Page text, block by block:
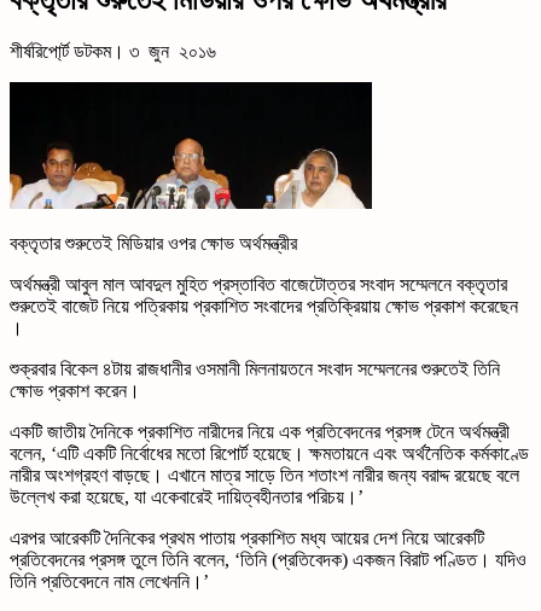
শীর্ষরিপো্র্ট ডটকম। ৩ জুন ২০১৬
বক্তৃতার শুরুতেই মিডিয়ার ওপর ক্ষোভ অর্থমন্ত্রীর
অর্থমন্ত্রী আবুল মাল আবদুল মুহিত প্রস্তাবিত বাজেটোত্তর সংবাদ সম্মেলনে বক্তৃতার
শুরুতেই বাজেট নিয়ে পত্রিকায় প্রকাশিত সংবাদের প্রতিক্রিয়ায় ক্ষোভ প্রকাশ করেছেন
।
শুক্রবার বিকেল ৪টায় রাজধানীর ওসমানী মিলনায়তনে সংবাদ সম্মেলনের শুরুতেই তিনি
ক্ষোভ প্রকাশ করেন।
একটি জাতীয় দৈনিকে প্রকাশিত নারীদের নিয়ে এক প্রতিবেদনের প্রসঙ্গ টেনে অর্থমন্ত্রী
বলেন, ‘এটি একটি নির্বোধের মতো রিপোর্ট হয়েছে। ক্ষমতায়নে এবং অর্থনৈতিক কর্মকাণ্ডে
নারীর অংশগ্রহণ বাড়ছে। এখানে মাত্র সাড়ে তিন শতাংশ নারীর জন্য বরাদ্দ রয়েছে বলে
উল্লেখ করা হয়েছে, যা একেবারেই দায়িত্বহীনতার পরিচয়।’
এরপর আরেকটি দৈনিকের প্রথম পাতায় প্রকাশিত মধ্য আয়ের দেশ নিয়ে আরেকটি
প্রতিবেদনের প্রসঙ্গ তুলে তিনি বলেন, ‘তিনি (প্রতিবেদক) একজন বিরাট পণ্ডিত। যদিও
তিনি প্রতিবেদনে নাম লেখেননি।’